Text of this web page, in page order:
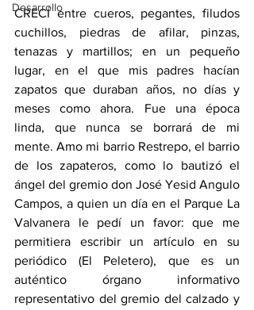
Desarrollo
CRECÍ entre cueros, pegantes, filudos
cuchillos, piedras de afilar, pinzas,
tenazas y martillos; en un pequeño
lugar, en el que mis padres hacían
zapatos que duraban años, no días y
meses como ahora. Fue una época
linda, que nunca se borrará de mi
mente. Amo mi barrio Restrepo, el barrio
de los zapateros, como lo bautizó el
ángel del gremio don José Yesid Angulo
Campos, a quien un día en el Parque La
Valvanera le pedí un favor: que me
permitiera escribir un artículo en su
periódico (El Peletero), que es un
auténtico órgano informativo
representativo del gremio del calzado y